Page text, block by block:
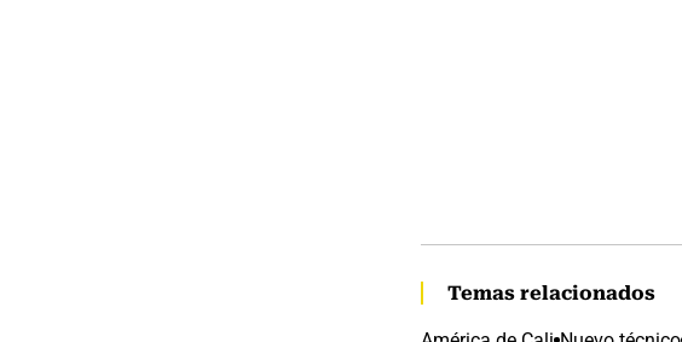
Temas relacionados